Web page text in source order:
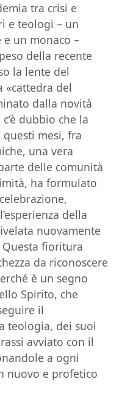
tra crisi e
e teologi – un
un monaco –
della recente
la lente del
«cattedra del
dalla novità
dubbio che la
questi mesi, fra
una vera
delle comunità
ha formulato
della
nuovamente
fioritura
da riconoscere
è un segno
Spirito, che
il
teologia, dei suoi
avviato con il
a ogni
nuovo e profetico